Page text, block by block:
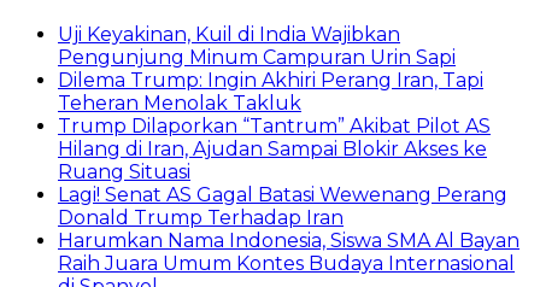
Uji Keyakinan, Kuil di India Wajibkan
Pengunjung Minum Campuran Urin Sapi
Dilema Trump: Ingin Akhiri Perang Iran, Tapi
Teheran Menolak Takluk
Trump Dilaporkan “Tantrum” Akibat Pilot AS
Hilang di Iran, Ajudan Sampai Blokir Akses ke
Ruang Situasi
Lagi! Senat AS Gagal Batasi Wewenang Perang
Donald Trump Terhadap Iran
Harumkan Nama Indonesia, Siswa SMA Al Bayan
Raih Juara Umum Kontes Budaya Internasional